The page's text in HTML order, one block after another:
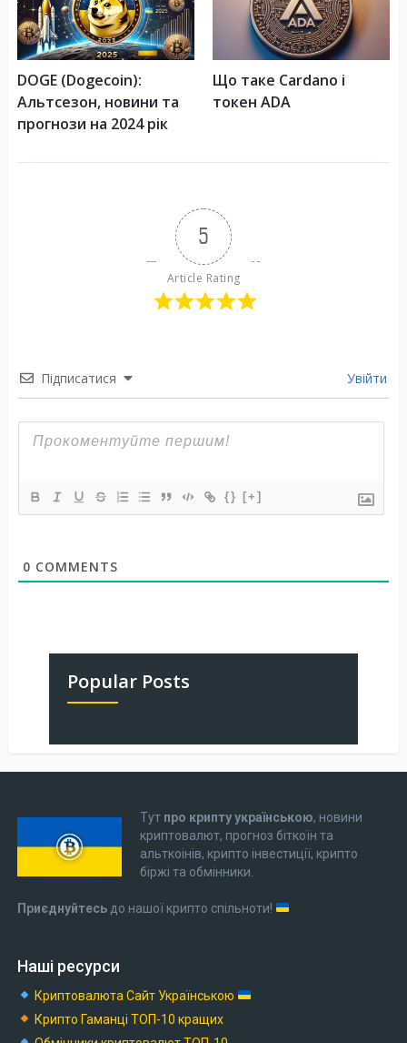
DOGE (Dogecoin):
Альтсезон, новини та
прогнози на 2024 рік
Що таке Cardano і
токен ADA
5
Article Rating
Підписатися Увійти
{} [+]
0 COMMENTS
Popular Posts
Тут про крипту українською, новини
криптовалют, прогноз біткоїн та
альткоінів, крипто інвестиції, крипто
біржі та обмінники.
Приєднуйтесьдо нашої крипто спільноти!
Наші ресурси
Криптовалюта Cайт Українською
Крипто Гаманці ТОП-10 кращих